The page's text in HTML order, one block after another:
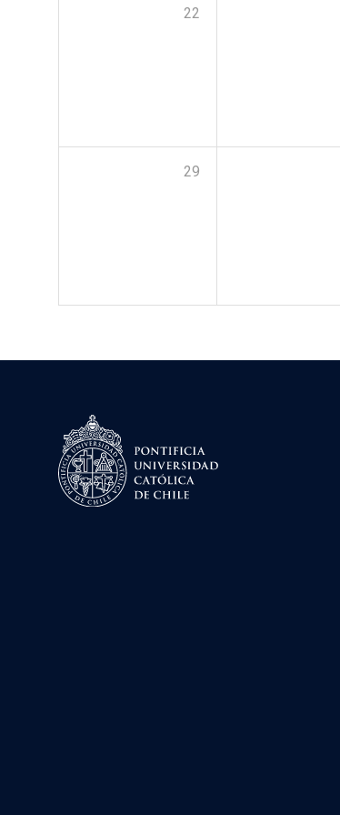
22
29